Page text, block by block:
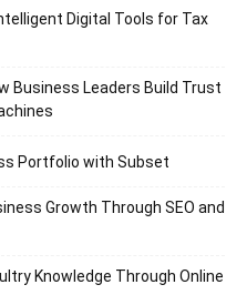
Digital Tools for Tax
Business Leaders Build Trust
Portfolio with Subset
Growth Through SEO and
Knowledge Through Online